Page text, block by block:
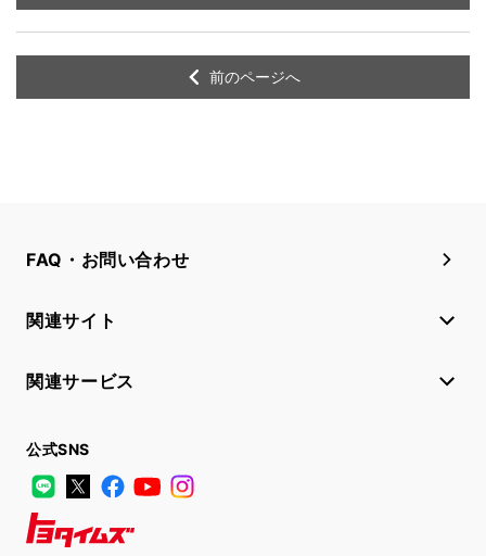
前のページへ
FAQ・お問い合わせ
関連サイト
関連サービス
公式SNS
LINE
X FacebookYouTube